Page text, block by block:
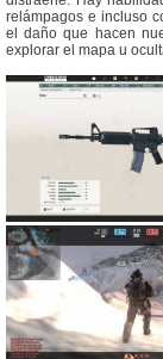
relámpagos e incluso
el daño que hacen
explorar el mapa u